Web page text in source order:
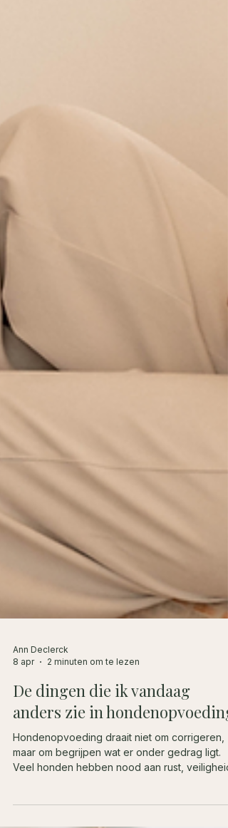
Ann Declerck
8 apr
2 minuten om te lezen
De dingen die ik vandaag
anders zie in hondenopvoeding
Hondenopvoeding draait niet om corrigeren,